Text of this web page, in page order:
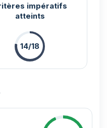
impératifs
atteints
14/18